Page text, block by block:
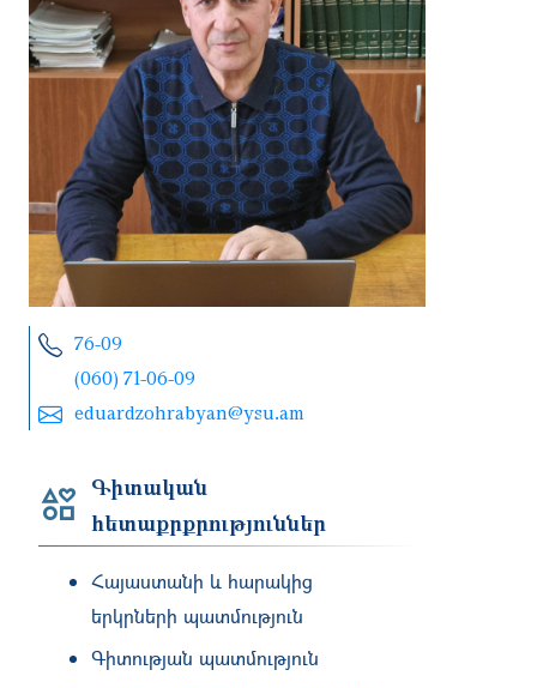
76-09
(060) 71-06-09
eduardzohrabyan@ysu.am
Գիտական
հետաքրքրություններ
Հայաստանի և հարակից
երկրների պատմություն
Գիտության պատմություն